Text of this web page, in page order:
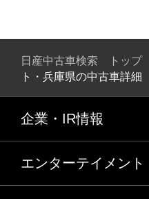
日産中古車検索 トップ
ト・兵庫県の中古車詳細
企業・IR情報
エンターテイメント